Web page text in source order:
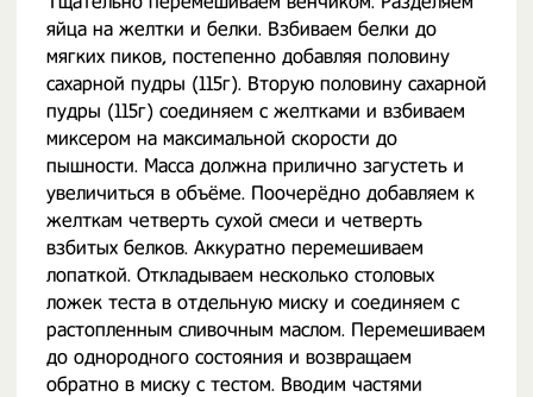
яйца на желтки и белки. Взбиваем белки до
мягких пиков, постепенно добавляя половину
сахарной пудры (115г). Вторую половину сахарной
пудры (115г) соединяем с желтками и взбиваем
миксером на максимальной скорости до
пышности. Масса должна прилично загустеть и
увеличиться в объёме. Поочерёдно добавляем к
желткам четверть сухой смеси и четверть
взбитых белков. Аккуратно перемешиваем
лопаткой. Откладываем несколько столовых
ложек теста в отдельную миску и соединяем с
растопленным сливочным маслом. Перемешиваем
до однородного состояния и возвращаем
обратно в миску с тестом. Вводим частями